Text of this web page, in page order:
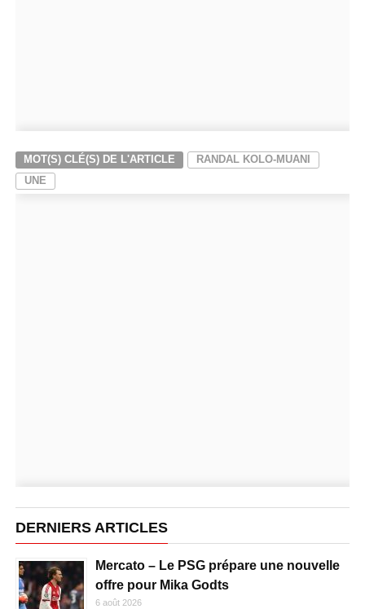
MOT(S) CLÉ(S) DE L'ARTICLE
RANDAL KOLO-MUANI
UNE
DERNIERS ARTICLES
Mercato – Le PSG prépare une nouvelle
offre pour Mika Godts
6 août 2026